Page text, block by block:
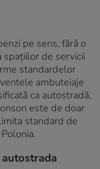
pe sens, fără o
spațiilor de servicii
standardelor
ambuteiaje
ca autostradă,
este de doar
standard de